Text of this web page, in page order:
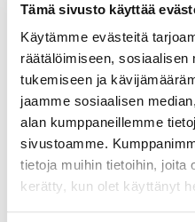
Tämä sivusto käyttää
Käytämme evästeitä
räätälöimiseen, sosiaalisen
tukemiseen ja
jaamme sosiaalisen
alan kumppaneillemme
sivustoamme.
tietoja muihin tietoihin, joita
kerätty, kun olet käyttänyt
Loma-asunnot
Vapaat loma-
Levi
Ruka